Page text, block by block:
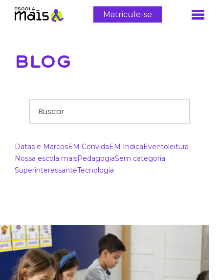
Matricule-se
BLOG
Datas e MarcosEM ConvidaEM IndicaEventoleitura
Nossa escola maisPedagogiaSem categoria
SuperinteressanteTecnologia